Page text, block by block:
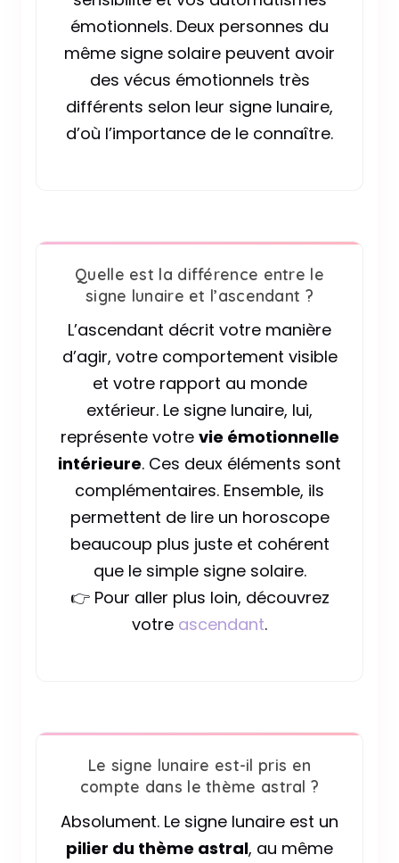
émotionnels. Deux personnes du
même signe solaire peuvent avoir
des vécus émotionnels très
différents selon leur signe lunaire,
d’où l’importance de le connaître.
Quelle est la différence entre le
signe lunaire et l’ascendant ?
L’ascendant décrit votre manière
d’agir, votre comportement visible
et votre rapport au monde
extérieur. Le signe lunaire, lui,
représente votre vie émotionnelle
intérieure. Ces deux éléments sont
complémentaires. Ensemble, ils
permettent de lire un horoscope
beaucoup plus juste et cohérent
que le simple signe solaire.
👉 Pour aller plus loin, découvrez
votre ascendant.
Le signe lunaire est-il pris en
compte dans le thème astral ?
Absolument. Le signe lunaire est un
pilier du thème astral, au même